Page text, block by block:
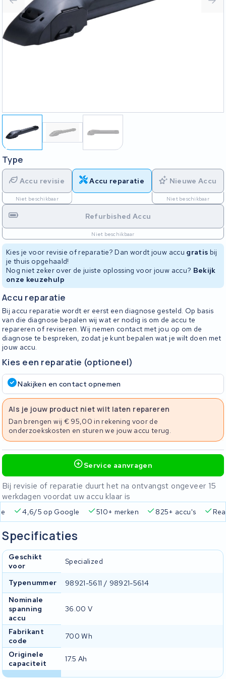
Type
Accu revisie
Niet beschikbaar
Accu reparatie Nieuwe Accu
Niet beschikbaar
Refurbished Accu
Niet beschikbaar
Kies je voor revisie of reparatie? Dan wordt jouw accu gratis bij
je thuis opgehaald!
Nog niet zeker over de juiste oplossing voor jouw accu? Bekijk
onze keuzehulp
Accu reparatie
Bij accu reparatie wordt er eerst een diagnose gesteld. Op basis
van die diagnose bepalen wij wat er nodig is om de accu te
repareren of reviseren. Wij nemen contact met jou op om de
diagnose te bespreken, zodat je kunt bepalen wat je wilt doen met
jouw accu.
Kies een reparatie (optioneel)
Nakijken en contact opnemen
Als je jouw product niet wilt laten repareren
Dan brengen wij € 95,00 in rekening voor de
onderzoekskosten en sturen we jouw accu terug.
Service aanvragen
Bij revisie of reparatie duurt het na ontvangst ongeveer 15
werkdagen voordat uw accu klaar is
4,6/5 op Google 510+ merken 825+ accu's
Specificaties
Geschikt
voor
Specialized
Typenummer
98921-5611 / 98921-5614
Nominale
spanning
accu
36.00 V
Fabrikant
code
700 Wh
Originele
capaciteit
17.5 Ah